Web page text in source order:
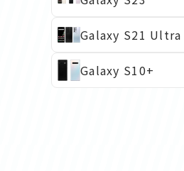
Galaxy S21 Ultra
Galaxy S10+